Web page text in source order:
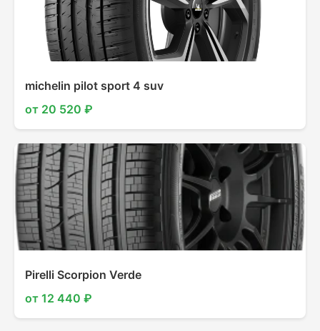
michelin pilot sport 4 suv
от 20 520 ₽
Pirelli Scorpion Verde
от 12 440 ₽